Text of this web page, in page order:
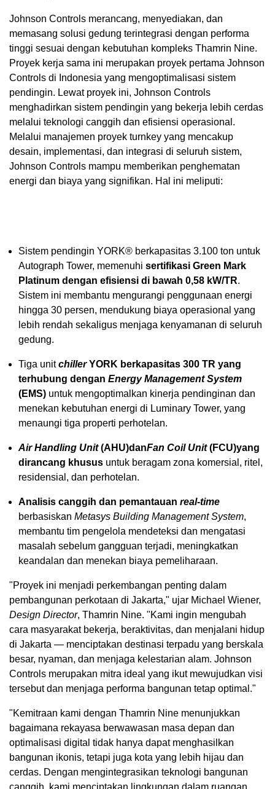
Johnson Controls merancang, menyediakan, dan
memasang solusi gedung terintegrasi dengan performa
tinggi sesuai dengan kebutuhan kompleks Thamrin Nine.
Proyek kerja sama ini merupakan proyek pertama Johnson
Controls di Indonesia yang mengoptimalisasi sistem
pendingin. Lewat proyek ini, Johnson Controls
menghadirkan sistem pendingin yang bekerja lebih cerdas
melalui teknologi canggih dan efisiensi operasional.
Melalui manajemen proyek turnkey yang mencakup
desain, implementasi, dan integrasi di seluruh sistem,
Johnson Controls mampu memberikan penghematan
energi dan biaya yang signifikan. Hal ini meliputi:
Sistem pendingin YORK® berkapasitas 3.100 ton untuk
Autograph Tower, memenuhi sertifikasi Green Mark
Platinum dengan efisiensi di bawah 0,58 kW/TR.
Sistem ini membantu mengurangi penggunaan energi
hingga 30 persen, mendukung biaya operasional yang
lebih rendah sekaligus menjaga kenyamanan di seluruh
gedung.
Tiga unitchillerYORK berkapasitas 300 TR yang
terhubung dengan Energy Management System
(EMS) untuk mengoptimalkan kinerja pendinginan dan
menekan kebutuhan energi di Luminary Tower, yang
menaungi tiga properti perhotelan.
Air Handling Unit(AHU)danFan Coil Unit(FCU)yang
dirancang khusus untuk beragam zona komersial, ritel,
residensial, dan perhotelan.
Analisis canggih dan pemantauan real-time
berbasiskan Metasys Building Management System,
membantu tim pengelola mendeteksi dan mengatasi
masalah sebelum gangguan terjadi, meningkatkan
keandalan dan menekan biaya pemeliharaan.
"Proyek ini menjadi perkembangan penting dalam
pembangunan perkotaan di Jakarta," ujar Michael Wiener,
Design Director, Thamrin Nine. "Kami ingin mengubah
cara masyarakat bekerja, beraktivitas, dan menjalani hidup
di Jakarta — menciptakan destinasi terpadu yang berskala
besar, nyaman, dan menjaga kelestarian alam. Johnson
Controls merupakan mitra ideal yang ikut mewujudkan visi
tersebut dan menjaga performa bangunan tetap optimal."
"Kemitraan kami dengan Thamrin Nine menunjukkan
bagaimana rekayasa berwawasan masa depan dan
optimalisasi digital tidak hanya dapat menghasilkan
bangunan ikonis, tetapi juga kota yang lebih hijau dan
cerdas. Dengan mengintegrasikan teknologi bangunan